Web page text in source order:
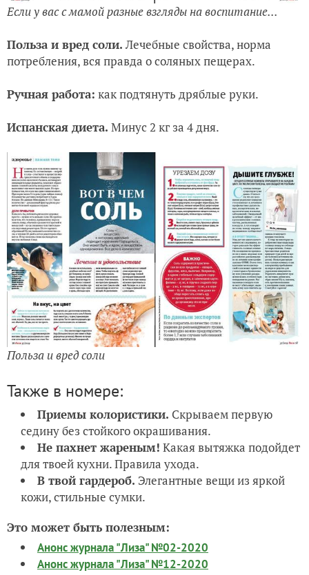
Если у вас с мамой разные взгляды на воспитание...
Польза и вред соли. Лечебные свойства, норма
потребления, вся правда о соляных пещерах.
Ручная работа: как подтянуть дряблые руки.
Испанская диета. Минус 2 кг за 4 дня.
Польза и вред соли
Также в номере:
Приемы колористики. Скрываем первую
седину без стойкого окрашивания.
Не пахнет жареным! Какая вытяжка подойдет
для твоей кухни. Правила ухода.
В твой гардероб. Элегантные вещи из яркой
кожи, стильные сумки.
Это может быть полезным:
Анонс журнала "Лиза" №02-2020
Анонс журнала "Лиза" №12-2020